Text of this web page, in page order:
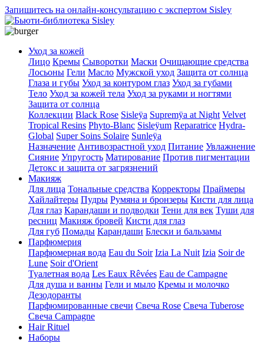
Запишитесь на онлайн-консультацию с экспертом Sisley
Уход за кожей
Лицо Кремы Сыворотки Маски Очищающие средства
Лосьоны Гели Масло Мужской уход Защита от солнца
Глаза и губы Уход за контуром глаз Уход за губами
Тело Уход за кожей тела Уход за руками и ногтями
Защита от солнца
Коллекции Black Rose Sisleÿa Supremÿa at Night Velvet
Tropical Resins Phyto-Blanc Sisleÿum Reparatrice Hydra-
Global Super Soins Solaire Sunleÿa
Назначение Антивозрастной уход Питание Увлажнение
Сияние Упругость Матирование Против пигментации
Детокс и защита от загрязнений
Макияж
Для лица Тональные средства Корректоры Праймеры
Хайлайтеры Пудры Румяна и бронзеры Кисти для лица
Для глаз Карандаши и подводки Тени для век Туши для
ресниц Макияж бровей Кисти для глаз
Для губ Помады Карандаши Блески и бальзамы
Парфюмерия
Парфюмерная вода Eau du Soir Izia La Nuit Izia Soir de
Lune Soir d'Orient
Туалетная вода Les Eaux Rêvées Eau de Campagne
Для душа и ванны Гели и мыло Кремы и молочко
Дезодоранты
Парфюмированные свечи Свеча Rose Свеча Tuberose
Свеча Campagne
Hair Rituel
Наборы